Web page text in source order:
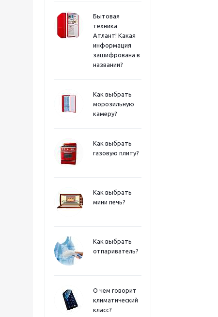
Бытовая
техника
Атлант! Какая
информация
зашифрована в
названии?
Как выбрать
морозильную
камеру?
Как выбрать
газовую плиту?
Как выбрать
мини печь?
Как выбрать
отпариватель?
О чем говорит
климатический
класс?